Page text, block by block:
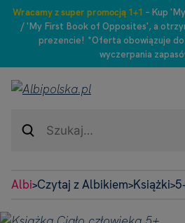
Wracamy z super promocją 1+1 – Kup
/ 'My First Book of Opposites', a
prezencie! *Oferta obowiązuje do
wyczerpania
Albi>Czytaj z Albikiem>Książki>